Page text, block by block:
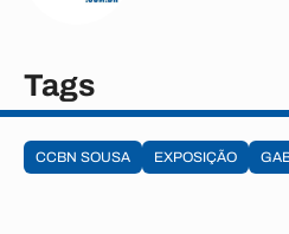
Tags
CCBN SOUSA EXPOSIÇÃO